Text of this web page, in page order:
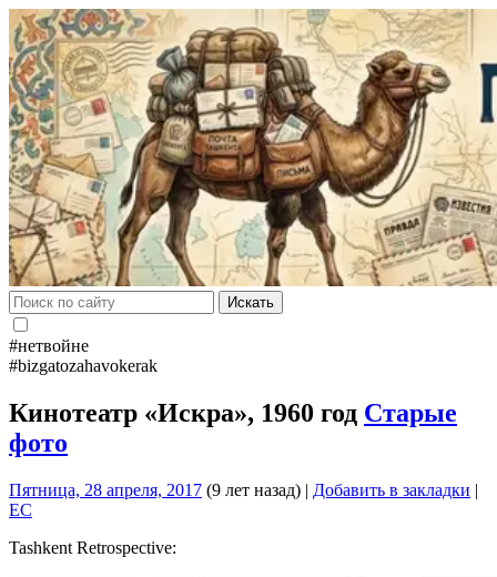
Искать
#нетвойне
#bizgatozahavokerak
Кинотеатр «Искра», 1960 год Старые
фото
Пятница, 28 апреля, 2017 (9 лет назад) | Добавить в закладки |
EC
Tashkent Retrospective: